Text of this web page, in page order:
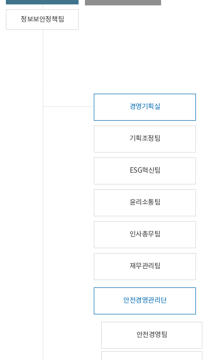
정보보안정책팀
경영기획실
기획조정팀
ESG혁신팀
윤리소통팀
인사총무팀
재무관리팀
안전경영관리단
안전경영팀